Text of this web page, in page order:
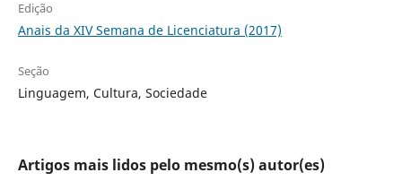
Edição
Anais da XIV Semana de Licenciatura (2017)
Seção
Linguagem, Cultura, Sociedade
Artigos mais lidos pelo mesmo(s) autor(es)